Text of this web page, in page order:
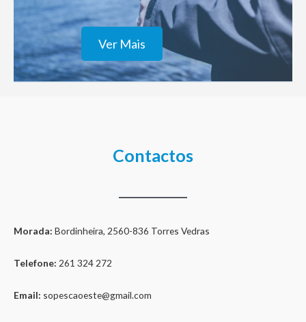
Ver Mais
Contactos
Morada: Bordinheira, 2560-836 Torres Vedras
Telefone: 261 324 272
Email: sopescaoeste@gmail.com